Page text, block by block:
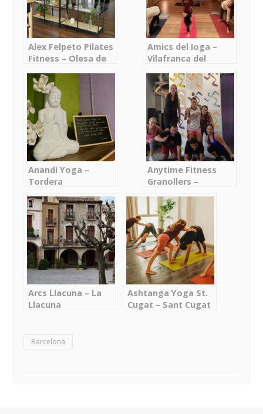
Alex Felpeto Pilates
Fitness – Olesa de
Amics del Ioga –
Vilafranca del
Anandi Yoga –
Tordera
Anytime Fitness
Granollers –
Arcs Llacuna – La
Llacuna
Ashtanga Yoga St.
Cugat – Sant Cugat
Barcelona